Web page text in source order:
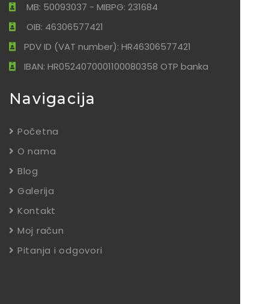
MB: 50093037 - MIBPG: 231684
OIB: 46306577421
PDV ID (VAT number): HR46306577421
IBAN: HR0524070001100080358 OTP banka
Navigacija
Početna
O nama
Blog
Galerija
Kontakt
Moj račun
Pitanja i odgovori